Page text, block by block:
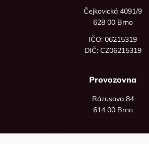
Čejkovická 4091/9
628 00 Brno
IČO: 06215319
DIČ: CZ06215319
Provozovna
Rázusova 84
614 00 Brno